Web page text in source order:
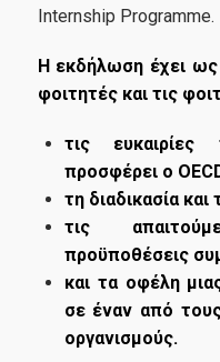
Internship Programme.
Η εκδήλωση έχει
φοιτητές και τις
τις
προσφέρει ο
τη διαδικασία και
τις
προϋποθέσεις
και τα οφέλη
σε έναν από
οργανισμούς.